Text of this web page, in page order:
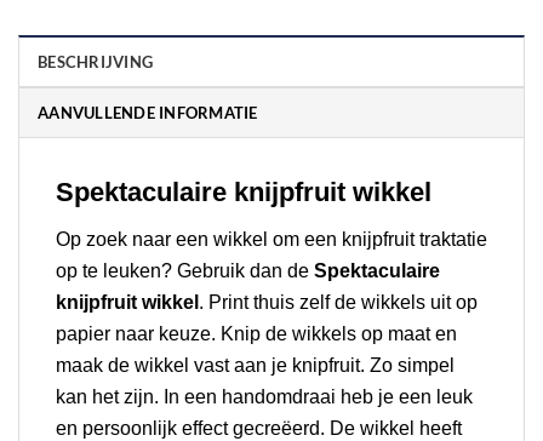
BESCHRIJVING
AANVULLENDE INFORMATIE
Spektaculaire knijpfruit wikkel
Op zoek naar een wikkel om een knijpfruit traktatie
op te leuken? Gebruik dan de Spektaculaire
knijpfruit wikkel . Print thuis zelf de wikkels uit op
papier naar keuze. Knip de wikkels op maat en
maak de wikkel vast aan je knipfruit. Zo simpel
kan het zijn. In een handomdraai heb je een leuk
en persoonlijk effect gecreëerd. De wikkel heeft